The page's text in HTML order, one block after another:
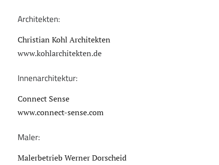
Architekten:
Christian Kohl Architekten
www.kohlarchitekten.de
Innenarchitektur:
Connect Sense
www.connect-sense.com
Maler:
Malerbetrieb Werner Dorscheid